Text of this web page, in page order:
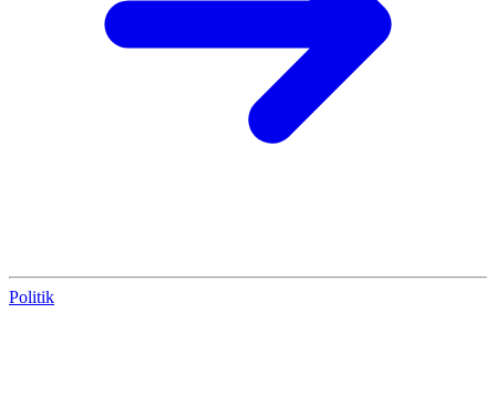
Politik